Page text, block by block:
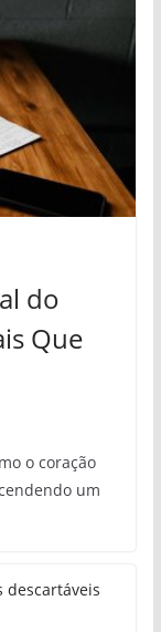
do
Que
o coração
um
descartáveis